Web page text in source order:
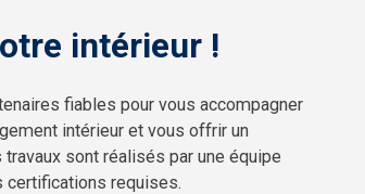
intérieur !
fiables pour vous accompagner
intérieur et vous offrir un
sont réalisés par une équipe
certifications requises.